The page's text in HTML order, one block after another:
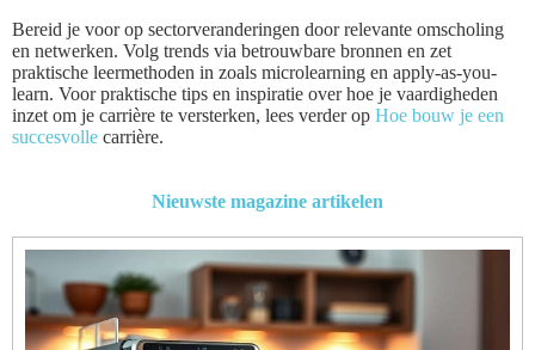
Bereid je voor op sectorveranderingen door relevante omscholing
en netwerken. Volg trends via betrouwbare bronnen en zet
praktische leermethoden in zoals microlearning en apply-as-you-
learn. Voor praktische tips en inspiratie over hoe je vaardigheden
inzet om je carrière te versterken, lees verder op Hoe bouw je een
succesvolle carrière.
Nieuwste magazine artikelen